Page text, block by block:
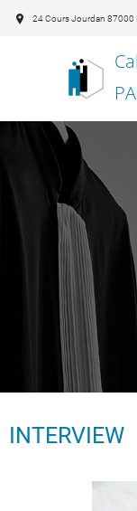
24 Cours Jourdan 87000
INTERVIEW